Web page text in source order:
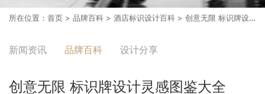
所在位置： 首页 > 品牌百科 > 酒店标识设计百科 > 创意无限 标识牌设计灵感图鉴大全
新闻资讯 品牌百科 设计分享
创意无限 标识牌设计灵感图鉴大全